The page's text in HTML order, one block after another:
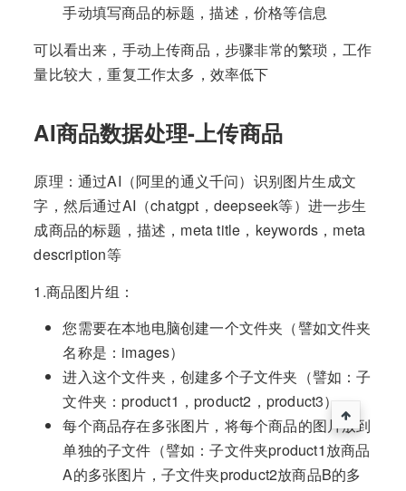
手动填写商品的标题，描述，价格等信息
可以看出来，手动上传商品，步骤非常的繁琐，工作
量比较大，重复工作太多，效率低下
AI商品数据处理-上传商品
原理：通过AI（阿里的通义千问）识别图片生成文
字，然后通过AI（chatgpt，deepseek等）进一步生
成商品的标题，描述，meta title，keywords，meta
description等
1.商品图片组：
您需要在本地电脑创建一个文件夹（譬如文件夹
名称是：images）
进入这个文件夹，创建多个子文件夹（譬如：子
文件夹：product1，product2，product3）
每个商品存在多张图片，将每个商品的图片放到
单独的子文件（譬如：子文件夹product1放商品
A的多张图片，子文件夹product2放商品B的多